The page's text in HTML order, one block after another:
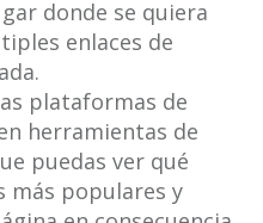
donde se quiera
enlaces de
plataformas de
herramientas de
puedas ver qué
más populares y